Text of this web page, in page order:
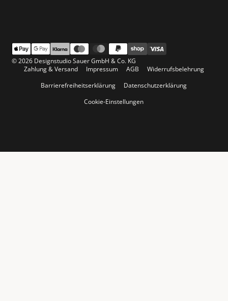
© 2026 Designstudio Sauer GmbH & Co. KG
Zahlung & Versand
Impressum AGB
Widerrufsbelehrung
Barrierefreiheitserklärung
Datenschutzerklärung
Cookie-Einstellungen